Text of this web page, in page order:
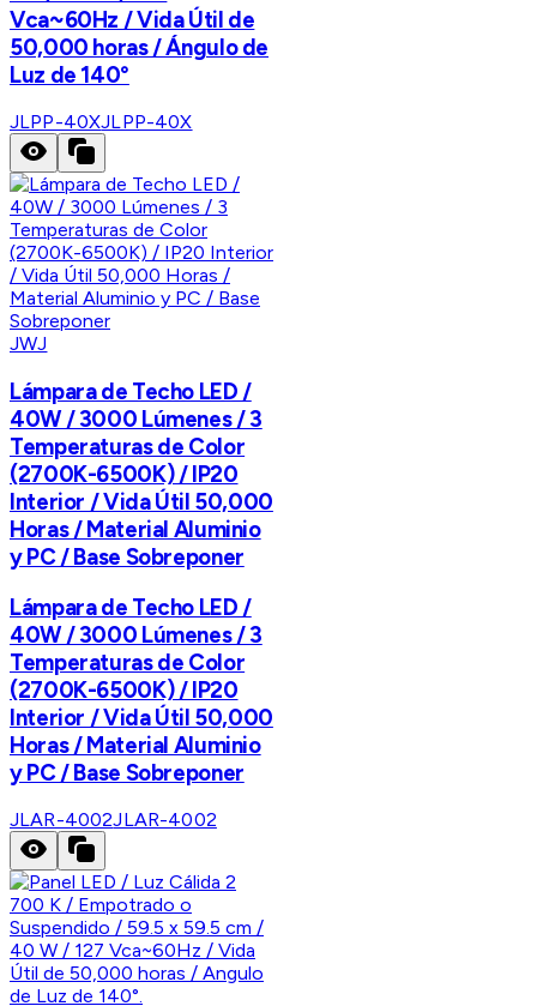
Vca~60Hz / Vida Útil de
50,000 horas / Ángulo de
Luz de 140°
JLPP-40XJLPP-40X
JWJ
Lámpara de Techo LED /
40W / 3000 Lúmenes / 3
Temperaturas de Color
(2700K-6500K) / IP20
Interior / Vida Útil 50,000
Horas / Material Aluminio
y PC / Base Sobreponer
Lámpara de Techo LED /
40W / 3000 Lúmenes / 3
Temperaturas de Color
(2700K-6500K) / IP20
Interior / Vida Útil 50,000
Horas / Material Aluminio
y PC / Base Sobreponer
JLAR-4002JLAR-4002